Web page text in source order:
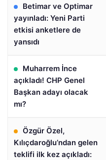
Betimar ve Optimar
yayınladı: Yeni Parti
etkisi anketlere de
yansıdı
Muharrem İnce
açıkladı! CHP Genel
Başkan adayı olacak
mı?
Özgür Özel,
Kılıçdaroğlu’ndan gelen
teklifi ilk kez açıkladı: